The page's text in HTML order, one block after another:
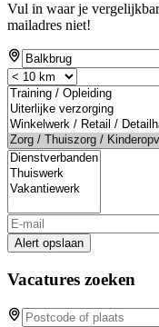
Vul in waar je
mailadres niet!
Alert opslaan
Vacatures zoeken